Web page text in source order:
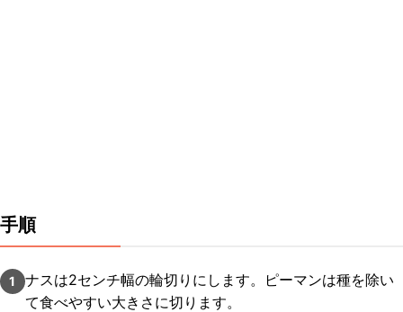
手順
1
ナスは2センチ幅の輪切りにします。ピーマンは種を除い
て食べやすい大きさに切ります。